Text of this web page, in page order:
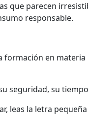
que parecen
responsable.
en
seguridad, su
leas la letra